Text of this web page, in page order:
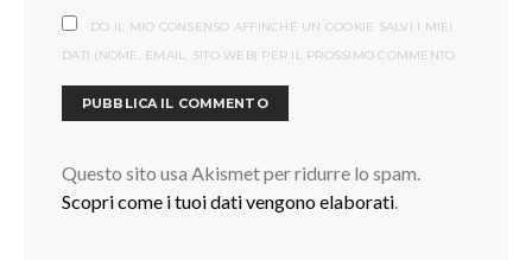
DO IL MIO CONSENSO AFFINCHÉ UN COOKIE SALVI I MIEI
DATI (NOME, EMAIL, SITO WEB) PER IL PROSSIMO COMMENTO.
Questo sito usa Akismet per ridurre lo spam.
Scopri come i tuoi dati vengono elaborati.